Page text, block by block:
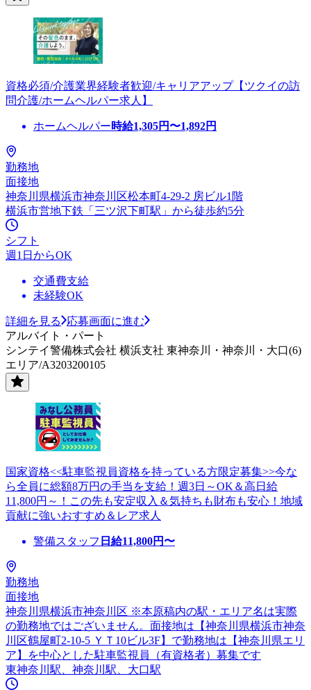
資格必須/介護業界経験者歓迎/キャリアアップ【ツクイの訪
問介護/ホームヘルパー求人】
ホームヘルパー時給1,305円〜1,892円
勤務地
面接地
神奈川県横浜市神奈川区松本町4-29-2 房ビル1階
横浜市営地下鉄「三ツ沢下町駅」から徒歩約5分
シフト
週1日からOK
交通費支給
未経験OK
詳細を見る
応募画面に進む
アルバイト・パート
シンテイ警備株式会社 横浜支社 東神奈川・神奈川・大口(6)
エリア/A3203200105
国家資格<<駐車監視員資格を持っている方限定募集>>今な
ら全員に総額8万円の手当を支給！週3日～OK＆高日給
11,800円～！この先も安定収入＆気持ちも財布も安心！地域
貢献に強いおすすめ＆レア求人
警備スタッフ 日給11,800円〜
勤務地
面接地
神奈川県横浜市神奈川区 ※本原稿内の駅・エリア名は実際
の勤務地ではございません。面接地は【神奈川県横浜市神奈
川区鶴屋町2-10-5 ＹＴ10ビル3F】で勤務地は【神奈川県エリ
ア】を中心とした駐車監視員（有資格者）募集です
東神奈川駅、神奈川駅、大口駅